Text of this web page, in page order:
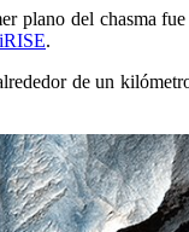
plano del chasma
.
de un